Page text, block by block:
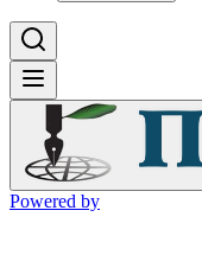
Powered by